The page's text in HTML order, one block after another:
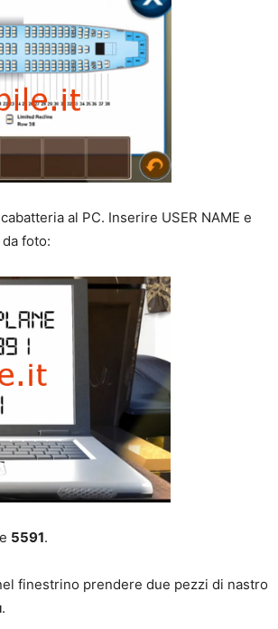
al PC. Inserire USER NAME e
da foto:
5591.
finestrino prendere due pezzi di nastro
.